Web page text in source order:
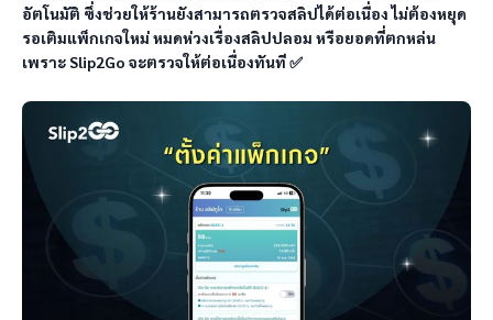
อัตโนมัติ ซึ่งช่วยให้ร้านยังสามารถตรวจสลิปได้ต่อเนื่อง ไม่ต้องหยุด
รอเติมแพ็กเกจใหม่ หมดห่วงเรื่องสลิปปลอม หรือยอดที่ตกหล่น
เพราะ Slip2Go จะตรวจให้ต่อเนื่องทันที ✅